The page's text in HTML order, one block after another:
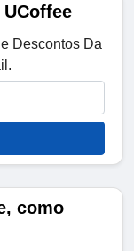
Descontos Da
como